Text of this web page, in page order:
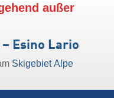
außer
Esino Lario
Skigebiet Alpe